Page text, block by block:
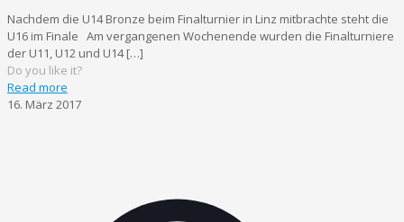
Nachdem die U14 Bronze beim Finalturnier in Linz mitbrachte steht die
U16 im Finale Am vergangenen Wochenende wurden die Finalturniere
der U11, U12 und U14[…]
Do you like it?
Read more
16. März 2017